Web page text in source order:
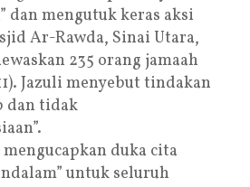
dan mengutuk keras aksi
Ar-Rawda, Sinai Utara,
235 orang jamaah
Jazuli menyebut tindakan
dan tidak
duka cita
untuk seluruh